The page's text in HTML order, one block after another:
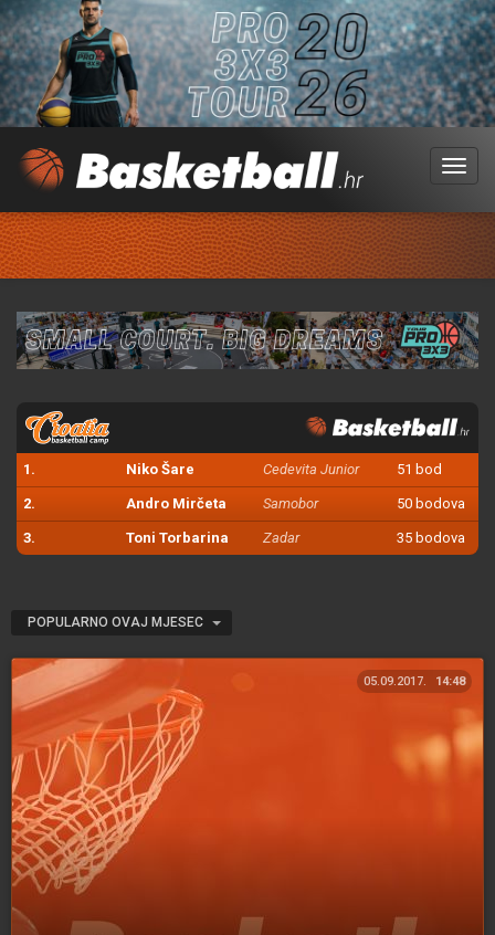
Menu
1. Niko Šare Cedevita Junior 51 bod
2. Andro Mirčeta Samobor 50 bodova
3. Toni Torbarina Zadar 35 bodova
POPULARNO OVAJ MJESEC
05.09.2017. 14:48